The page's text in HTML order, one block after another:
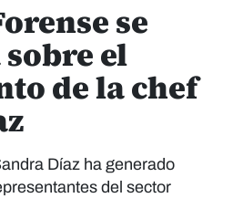
se
el
de la chef
Díaz ha generado
del sector